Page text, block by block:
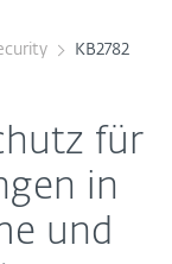
KB2782
für
in
und